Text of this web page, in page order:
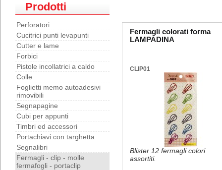
Prodotti
Perforatori
Cucitrici punti levapunti
Cutter e lame
Forbici
Pistole incollatrici a caldo
Colle
Foglietti memo autoadesivi
rimovibili
Segnapagine
Cubi per appunti
Timbri ed accessori
Portachiavi con targhetta
Segnalibri
Fermagli - clip - molle
fermafogli - portaclip
Fermagli colorati forma
LAMPADINA
CLIP01
Blister 12 fermagli colori
assortiti.